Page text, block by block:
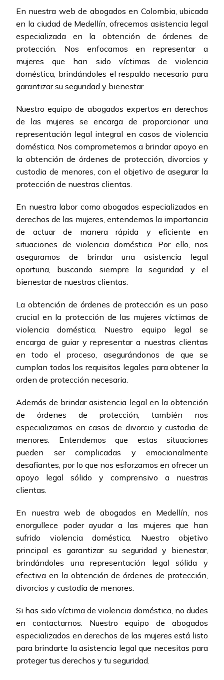
En nuestra web de abogados en Colombia, ubicada
en la ciudad de Medellín, ofrecemos asistencia legal
especializada en la obtención de órdenes de
protección. Nos enfocamos en representar a
mujeres que han sido víctimas de violencia
doméstica, brindándoles el respaldo necesario para
garantizar su seguridad y bienestar.
Nuestro equipo de abogados expertos en derechos
de las mujeres se encarga de proporcionar una
representación legal integral en casos de violencia
doméstica. Nos comprometemos a brindar apoyo en
la obtención de órdenes de protección, divorcios y
custodia de menores, con el objetivo de asegurar la
protección de nuestras clientas.
En nuestra labor como abogados especializados en
derechos de las mujeres, entendemos la importancia
de actuar de manera rápida y eficiente en
situaciones de violencia doméstica. Por ello, nos
aseguramos de brindar una asistencia legal
oportuna, buscando siempre la seguridad y el
bienestar de nuestras clientas.
La obtención de órdenes de protección es un paso
crucial en la protección de las mujeres víctimas de
violencia doméstica. Nuestro equipo legal se
encarga de guiar y representar a nuestras clientas
en todo el proceso, asegurándonos de que se
cumplan todos los requisitos legales para obtener la
orden de protección necesaria.
Además de brindar asistencia legal en la obtención
de órdenes de protección, también nos
especializamos en casos de divorcio y custodia de
menores. Entendemos que estas situaciones
pueden ser complicadas y emocionalmente
desafiantes, por lo que nos esforzamos en ofrecer un
apoyo legal sólido y comprensivo a nuestras
clientas.
En nuestra web de abogados en Medellín, nos
enorgullece poder ayudar a las mujeres que han
sufrido violencia doméstica. Nuestro objetivo
principal es garantizar su seguridad y bienestar,
brindándoles una representación legal sólida y
efectiva en la obtención de órdenes de protección,
divorcios y custodia de menores.
Si has sido víctima de violencia doméstica, no dudes
en contactarnos. Nuestro equipo de abogados
especializados en derechos de las mujeres está listo
para brindarte la asistencia legal que necesitas para
proteger tus derechos y tu seguridad.